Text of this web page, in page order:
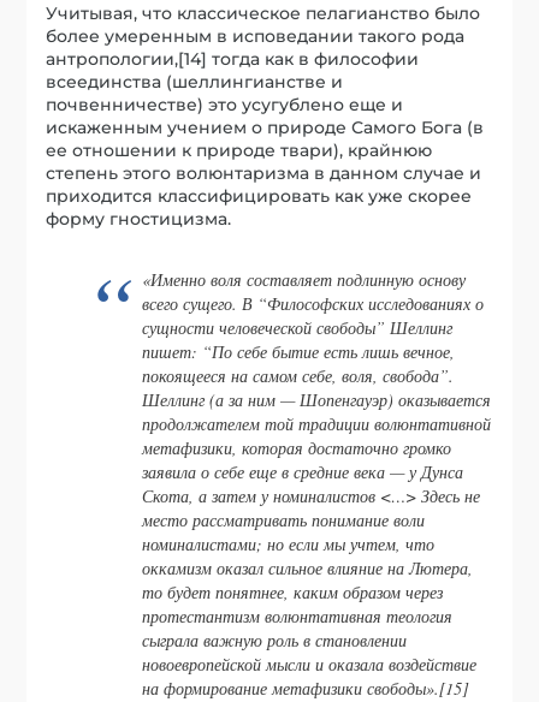
Учитывая, что классическое пелагианство было
более умеренным в исповедании такого рода
антропологии,[14] тогда как в философии
всеединства (шеллингианстве и
почвенничестве) это усугублено еще и
искаженным учением о природе Самого Бога (в
ее отношении к природе твари), крайнюю
степень этого волюнтаризма в данном случае и
приходится классифицировать как уже скорее
форму гностицизма.
«Именно воля составляет подлинную основу
всего сущего. В “Философских исследованиях о
сущности человеческой свободы” Шеллинг
пишет: “По себе бытие есть лишь вечное,
покоящееся на самом себе, воля, свобода”.
Шеллинг (а за ним — Шопенгауэр) оказывается
продолжателем той традиции волюнтативной
метафизики, которая достаточно громко
заявила о себе еще в средние века — у Дунса
Скота, а затем у номиналистов <…> Здесь не
место рассматривать понимание воли
номиналистами; но если мы учтем, что
оккамизм оказал сильное влияние на Лютера,
то будет понятнее, каким образом через
протестантизм волюнтативная теология
сыграла важную роль в становлении
новоевропейской мысли и оказала воздействие
на формирование метафизики свободы».[15]